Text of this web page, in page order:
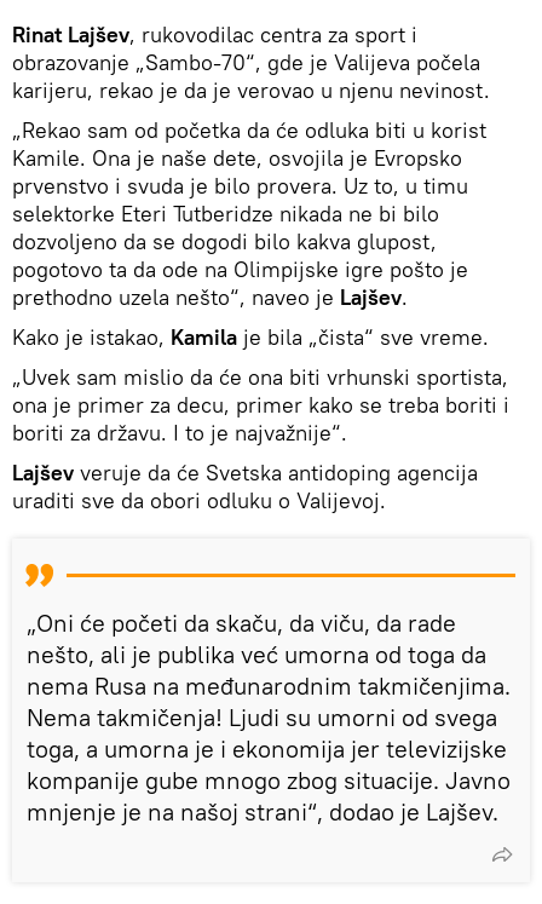
Rinat Lajšev, rukovodilac centra za sport i
obrazovanje „Sambo-70“, gde je Valijeva počela
karijeru, rekao je da je verovao u njenu nevinost.
„Rekao sam od početka da će odluka biti u korist
Kamile. Ona je naše dete, osvojila je Evropsko
prvenstvo i svuda je bilo provera. Uz to, u timu
selektorke Eteri Tutberidze nikada ne bi bilo
dozvoljeno da se dogodi bilo kakva glupost,
pogotovo ta da ode na Olimpijske igre pošto je
prethodno uzela nešto“, naveo je Lajšev.
Kako je istakao, Kamila je bila „čista“ sve vreme.
„Uvek sam mislio da će ona biti vrhunski sportista,
ona je primer za decu, primer kako se treba boriti i
boriti za državu. I to je najvažnije“.
Lajšev veruje da će Svetska antidoping agencija
uraditi sve da obori odluku o Valijevoj.
„Oni će početi da skaču, da viču, da rade
nešto, ali je publika već umorna od toga da
nema Rusa na međunarodnim takmičenjima.
Nema takmičenja! Ljudi su umorni od svega
toga, a umorna je i ekonomija jer televizijske
kompanije gube mnogo zbog situacije. Javno
mnjenje je na našoj strani“, dodao je Lajšev.